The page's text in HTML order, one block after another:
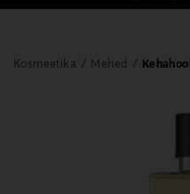
Kosmeetika Mehed